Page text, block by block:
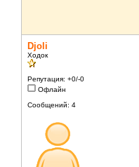
Djoli
Ходок
Репутация: +0/-0
Офлайн
Сообщений: 4